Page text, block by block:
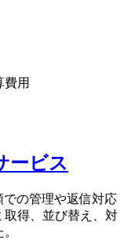
用
ービス
での管理や返信対応
取得、並び替え、対